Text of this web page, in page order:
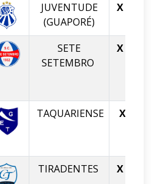
JUVENTUDE
(GUAPORÉ)
X
SETE
SETEMBRO
X
TAQUARIENSE X
TIRADENTES X